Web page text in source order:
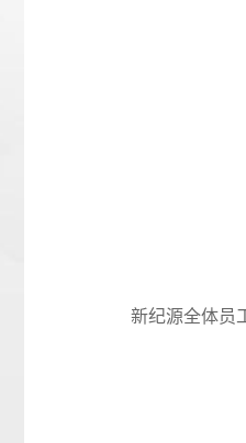
新纪源全体员工